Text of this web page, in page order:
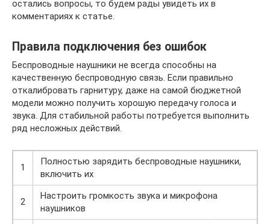
остались вопросы, то будем рады увидеть их в
комментариях к статье.
Правила подключения без ошибок
Беспроводные наушники не всегда способны на
качественную беспроводную связь. Если правильно
откалибровать гарнитуру, даже на самой бюджетной
модели можно получить хорошую передачу голоса и
звука. Для стабильной работы потребуется выполнить
ряд несложных действий.
1
Полностью зарядить беспроводные наушники,
включить их
2
Настроить громкость звука и микрофона
наушников